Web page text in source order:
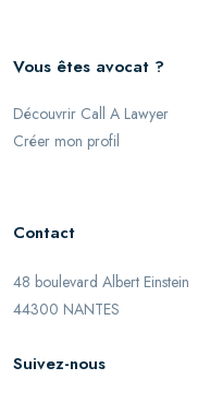
Vous êtes avocat ?
Découvrir Call A Lawyer
Créer mon profil
Contact
48 boulevard Albert Einstein
44300 NANTES
Suivez-nous